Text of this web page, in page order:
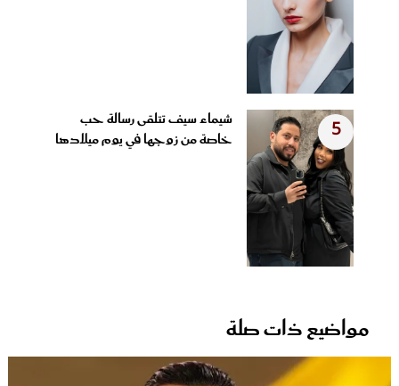
5
شيماء سيف تتلقى رسالة حب
خاصة من زوجها في يوم ميلادها
مواضيع ذات صلة